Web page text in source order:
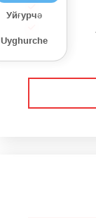
Уйғурчә
Uyghurche